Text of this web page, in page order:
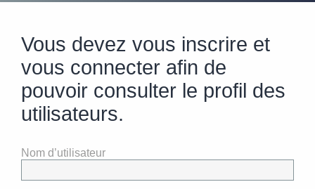
Vous devez vous inscrire et
vous connecter afin de
pouvoir consulter le profil des
utilisateurs.
Nom d’utilisateur